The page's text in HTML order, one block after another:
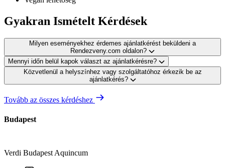
Gyakran Ismételt Kérdések
Milyen eseményekhez érdemes ajánlatkérést beküldeni a
Rendezveny.com oldalon?
Mennyi időn belül kapok választ az ajánlatkérésre?
Közvetlenül a helyszínhez vagy szolgáltatóhoz érkezik be az
ajánlatkérés?
Tovább az összes kérdéshez
Budapest
Verdi Budapest Aquincum